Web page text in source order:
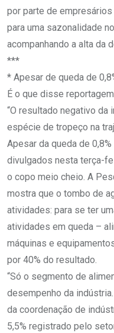
por parte de
para uma sazonalidade
acompanhando a alta da
***
* Apesar de queda de
É o que disse
“O resultado negativo
espécie de tropeço na
Apesar da queda de
divulgados nesta terça-
o copo meio cheio. A
mostra que o tombo de
atividades: para se ter
atividades em queda –
máquinas e
por 40% do resultado.
“Só o segmento de
desempenho da
da coordenação de
5,5% registrado pelo